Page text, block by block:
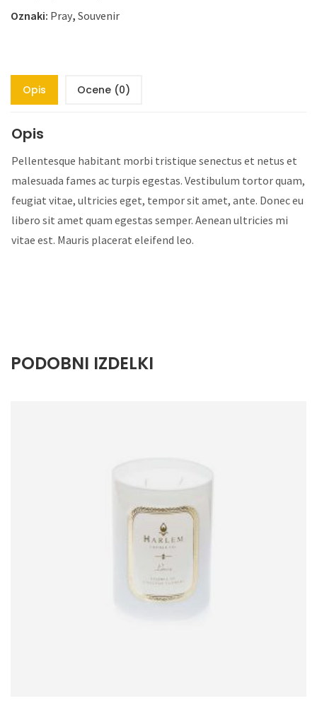
Oznaki: Pray, Souvenir
Opis Ocene (0)
Opis
Pellentesque habitant morbi tristique senectus et netus et
malesuada fames ac turpis egestas. Vestibulum tortor quam,
feugiat vitae, ultricies eget, tempor sit amet, ante. Donec eu
libero sit amet quam egestas semper. Aenean ultricies mi
vitae est. Mauris placerat eleifend leo.
PODOBNI IZDELKI